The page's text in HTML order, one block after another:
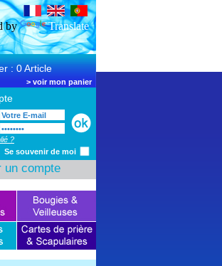
by Translate
: 0 Article
> voir mon panier
?
Se souvenir de moi
un compte